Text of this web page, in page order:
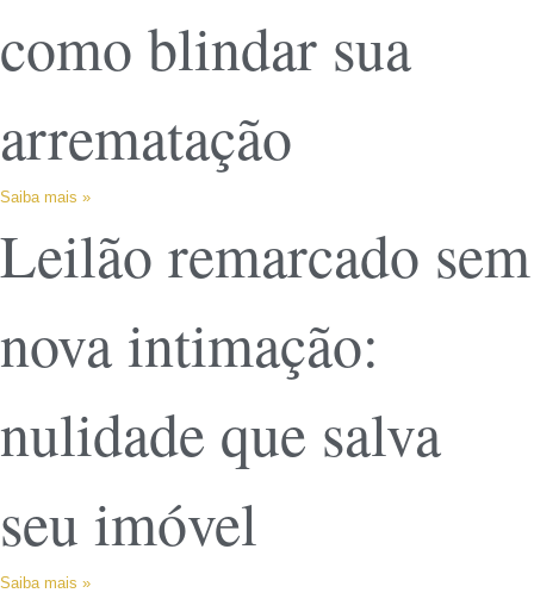
como blindar sua
arrematação
Saiba mais »
Leilão remarcado sem
nova intimação:
nulidade que salva
seu imóvel
Saiba mais »